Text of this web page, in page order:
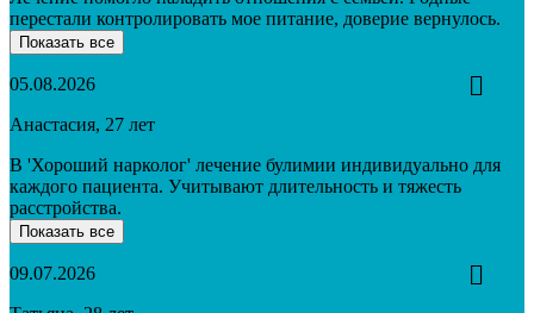
перестали контролировать мое питание, доверие вернулось.
Показать все
05.08.2026
Анастасия, 27 лет
В 'Хороший нарколог' лечение булимии индивидуально для
каждого пациента. Учитывают длительность и тяжесть
расстройства.
Показать все
09.07.2026